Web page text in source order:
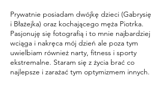
Prywatnie posiadam dwójkę dzieci (Gabrysię
i Błażejka) oraz kochającego męża Piotrka.
Pasjonuję się fotografią i to mnie najbardziej
wciąga i nakręca mój dzień ale poza tym
uwielbiam również narty, fitness i sporty
ekstremalne. Staram się z życia brać co
najlepsze i zarażać tym optymizmem innych.